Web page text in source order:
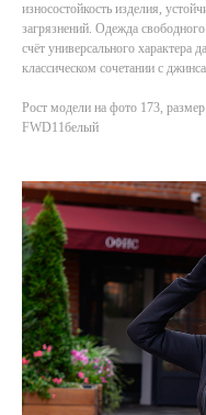
износостойкость изделия,
загрязнений. Одежда
счёт универсального характера
классическом сочетании с
Рост модели на фото 173,
FWD11белый